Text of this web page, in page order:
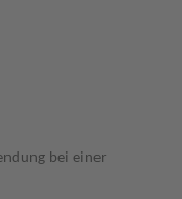
bei einer